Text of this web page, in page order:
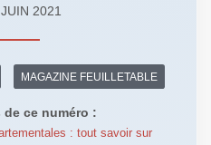
2021
MAGAZINE FEUILLETABLE
ce numéro :
: tout savoir sur